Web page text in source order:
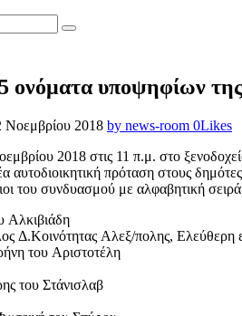
ονόματα υποψηφίων
Νοεμβρίου 2018 by news-room 0Likes
2018 στις 11 π.μ. στο
αυτοδιοικητική πρόταση στους
του συνδυασμού με αλφαβητική σειρά
Αλκιβιάδη
Δ.Κοινότητας Αλεξ/πολης, Ελεύθερη
του Αριστοτέλη
του Στάνισλαβ